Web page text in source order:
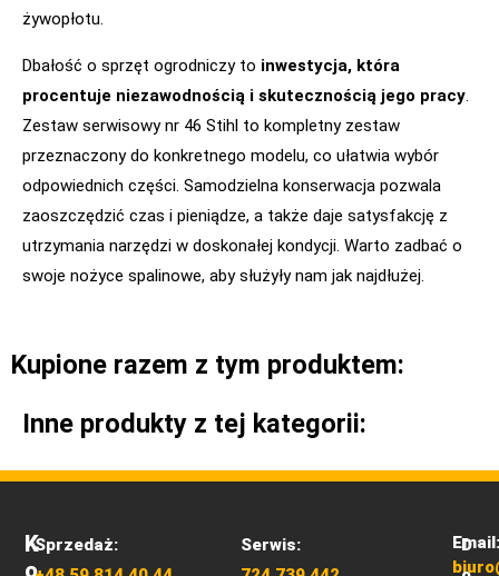
żywopłotu.
Dbałość o sprzęt ogrodniczy to inwestycja, która
procentuje niezawodnością i skutecznością jego pracy.
Zestaw serwisowy nr 46 Stihl to kompletny zestaw
przeznaczony do konkretnego modelu, co ułatwia wybór
odpowiednich części. Samodzielna konserwacja pozwala
zaoszczędzić czas i pieniądze, a także daje satysfakcję z
utrzymania narzędzi w doskonałej kondycji. Warto zadbać o
swoje nożyce spalinowe, aby służyły nam jak najdłużej.
Kupione razem z tym produktem:
Inne produkty z tej kategorii:
KSprzedaż:
Serwis:
Email:
D